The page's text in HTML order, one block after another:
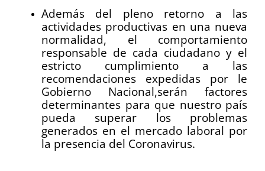
Además del pleno retorno a las
actividades productivas en una nueva
normalidad, el comportamiento
responsable de cada ciudadano y el
estricto cumplimiento a las
recomendaciones expedidas por le
Gobierno Nacional,serán factores
determinantes para que nuestro país
pueda superar los problemas
generados en el mercado laboral por
la presencia del Coronavirus.